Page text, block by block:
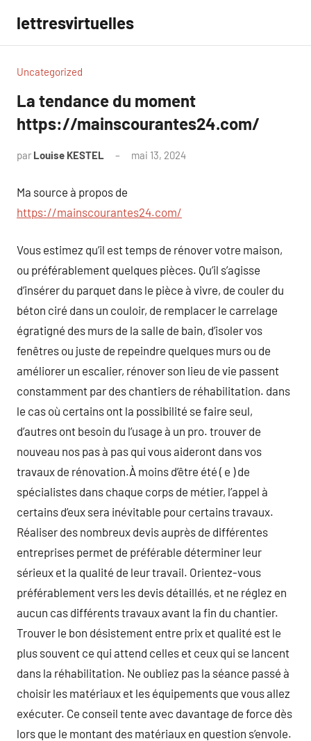
contenu
lettresvirtuelles
Uncategorized
La tendance du moment
https://mainscourantes24.com/
par Louise KESTEL mai 13, 2024
Ma source à propos de
https://mainscourantes24.com/
Vous estimez qu’il est temps de rénover votre maison,
ou préférablement quelques pièces. Qu’il s’agisse
d’insérer du parquet dans le pièce à vivre, de couler du
béton ciré dans un couloir, de remplacer le carrelage
égratigné des murs de la salle de bain, d’isoler vos
fenêtres ou juste de repeindre quelques murs ou de
améliorer un escalier, rénover son lieu de vie passent
constamment par des chantiers de réhabilitation. dans
le cas où certains ont la possibilité se faire seul,
d’autres ont besoin du l’usage à un pro. trouver de
nouveau nos pas à pas qui vous aideront dans vos
travaux de rénovation.À moins d’être été ( e ) de
spécialistes dans chaque corps de métier, l’appel à
certains d’eux sera inévitable pour certains travaux.
Réaliser des nombreux devis auprès de différentes
entreprises permet de préférable déterminer leur
sérieux et la qualité de leur travail. Orientez-vous
préférablement vers les devis détaillés, et ne réglez en
aucun cas différents travaux avant la fin du chantier.
Trouver le bon désistement entre prix et qualité est le
plus souvent ce qui attend celles et ceux qui se lancent
dans la réhabilitation. Ne oubliez pas la séance passé à
choisir les matériaux et les équipements que vous allez
exécuter. Ce conseil tente avec davantage de force dès
lors que le montant des matériaux en question s’envole.